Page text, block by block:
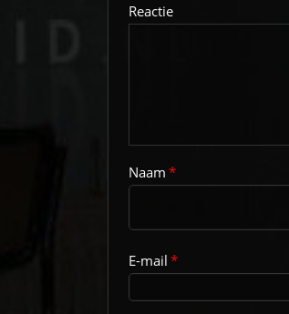
Reactie
Naam*
E-mail*